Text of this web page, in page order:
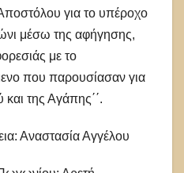
για το υπέροχο
μέσω της αφήγησης,
με το
που παρουσίασαν για
της Αγάπης΄΄.
Αναστασία Αγγέλου